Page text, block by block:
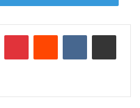
atividades de suporte.
fumante, esteve presente em
de auriculoterapia. Sua
primeiros meses,